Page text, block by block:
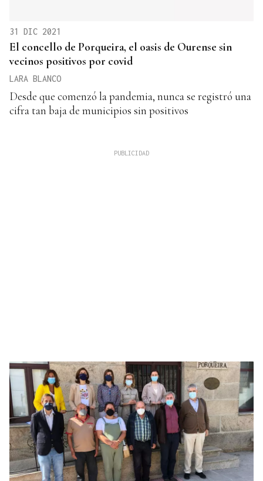
31 DIC 2021
El concello de Porqueira, el oasis de Ourense sin
vecinos positivos por covid
LARA BLANCO
Desde que comenzó la pandemia, nunca se registró una
cifra tan baja de municipios sin positivos